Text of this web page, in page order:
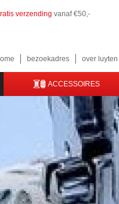
verzending vanaf €50,-
bezoekadres over
ACCESSOIRES